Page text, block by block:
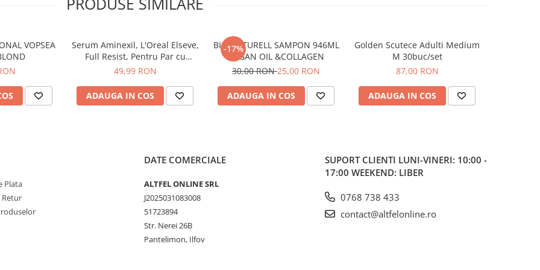
culorii și hidratare intensă.
o strălucire de durată.
calitate.
intensă, o strălucire
VOPSEA
Serum Aminexil, L'Oreal Elseve,
Full Resist, Pentru Par cu
Tendinta de Cadere, 100 ml
49,99 RON
ADAUGA IN COS
-17%
BIO NATURELL SAMPON 946ML
ARGAN OIL &COLLAGEN
30,00 RON25,00 RON
ADAUGA IN COS
Golden Scutece Adulti Medium
M 30buc/set
87,00 RON
ADAUGA IN COS
Plata
Retur
DATE COMERCIALE
ALTFEL ONLINE SRL
J2025031083008
51723894
Str. Nerei 26B
Pantelimon, Ilfov
SUPORT CLIENTI LUNI-VINERI: 10:00 -
17:00 WEEKEND: LIBER
0768 738 433
contact@altfelonline.ro